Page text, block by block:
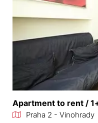
Apartment to rent /
Praha 2 - Vinohrady